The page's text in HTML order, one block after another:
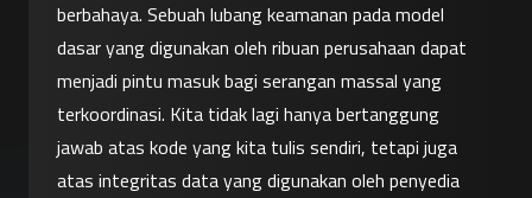
berbahaya. Sebuah lubang keamanan pada model
dasar yang digunakan oleh ribuan perusahaan dapat
menjadi pintu masuk bagi serangan massal yang
terkoordinasi. Kita tidak lagi hanya bertanggung
jawab atas kode yang kita tulis sendiri, tetapi juga
atas integritas data yang digunakan oleh penyedia